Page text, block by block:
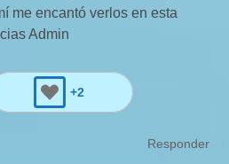
me encantó verlos en esta
Admin
+2
Responder